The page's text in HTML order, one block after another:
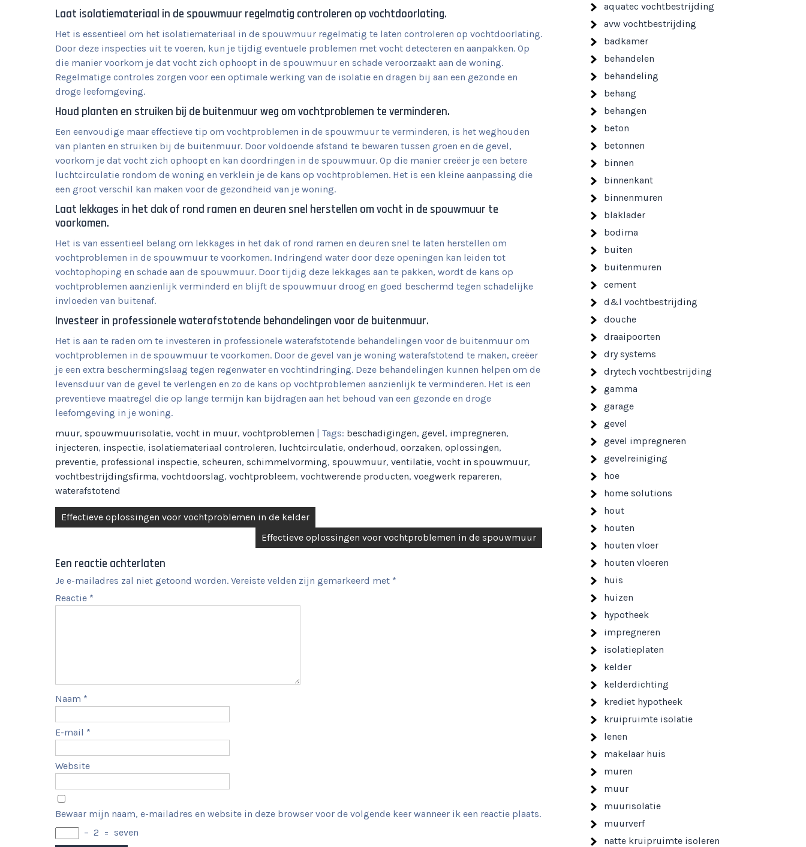
Laat isolatiemateriaal in de spouwmuur regelmatig controleren op vochtdoorlating.
Het is essentieel om het isolatiemateriaal in de spouwmuur regelmatig te laten controleren op vochtdoorlating.
Door deze inspecties uit te voeren, kun je tijdig eventuele problemen met vocht detecteren en aanpakken. Op
die manier voorkom je dat vocht zich ophoopt in de spouwmuur en schade veroorzaakt aan de woning.
Regelmatige controles zorgen voor een optimale werking van de isolatie en dragen bij aan een gezonde en
droge leefomgeving.
Houd planten en struiken bij de buitenmuur weg om vochtproblemen te verminderen.
Een eenvoudige maar effectieve tip om vochtproblemen in de spouwmuur te verminderen, is het weghouden
van planten en struiken bij de buitenmuur. Door voldoende afstand te bewaren tussen groen en de gevel,
voorkom je dat vocht zich ophoopt en kan doordringen in de spouwmuur. Op die manier creëer je een betere
luchtcirculatie rondom de woning en verklein je de kans op vochtproblemen. Het is een kleine aanpassing die
een groot verschil kan maken voor de gezondheid van je woning.
Laat lekkages in het dak of rond ramen en deuren snel herstellen om vocht in de spouwmuur te
voorkomen.
Het is van essentieel belang om lekkages in het dak of rond ramen en deuren snel te laten herstellen om
vochtproblemen in de spouwmuur te voorkomen. Indringend water door deze openingen kan leiden tot
vochtophoping en schade aan de spouwmuur. Door tijdig deze lekkages aan te pakken, wordt de kans op
vochtproblemen aanzienlijk verminderd en blijft de spouwmuur droog en goed beschermd tegen schadelijke
invloeden van buitenaf.
Investeer in professionele waterafstotende behandelingen voor de buitenmuur.
Het is aan te raden om te investeren in professionele waterafstotende behandelingen voor de buitenmuur om
vochtproblemen in de spouwmuur te voorkomen. Door de gevel van je woning waterafstotend te maken, creëer
je een extra beschermingslaag tegen regenwater en vochtindringing. Deze behandelingen kunnen helpen om de
levensduur van de gevel te verlengen en zo de kans op vochtproblemen aanzienlijk te verminderen. Het is een
preventieve maatregel die op lange termijn kan bijdragen aan het behoud van een gezonde en droge
leefomgeving in je woning.
muur, spouwmuurisolatie, vocht in muur, vochtproblemen | Tags: beschadigingen, gevel, impregneren,
injecteren, inspectie, isolatiemateriaal controleren, luchtcirculatie, onderhoud, oorzaken, oplossingen,
preventie, professional inspectie, scheuren, schimmelvorming, spouwmuur, ventilatie, vocht in spouwmuur,
vochtbestrijdingsfirma, vochtdoorslag, vochtprobleem, vochtwerende producten, voegwerk repareren,
waterafstotend
Berichtnavigatie
Effectieve oplossingen voor vochtproblemen in de kelder
Effectieve oplossingen voor vochtproblemen in de spouwmuur
Een reactie achterlaten
Je e-mailadres zal niet getoond worden. Vereiste velden zijn gemarkeerd met *
Reactie *
Naam *
E-mail *
Website
Bewaar mijn naam, e-mailadres en website in deze browser voor de volgende keer wanneer ik een reactie plaats.
− 2 = seven
aquatec vochtbestrijding
avw vochtbestrijding
badkamer
behandelen
behandeling
behang
behangen
beton
betonnen
binnen
binnenkant
binnenmuren
blaklader
bodima
buiten
buitenmuren
cement
d&l vochtbestrijding
douche
draaipoorten
dry systems
drytech vochtbestrijding
gamma
garage
gevel
gevel impregneren
gevelreiniging
hoe
home solutions
hout
houten
houten vloer
houten vloeren
huis
huizen
hypotheek
impregneren
isolatieplaten
kelder
kelderdichting
krediet hypotheek
kruipruimte isolatie
lenen
makelaar huis
muren
muur
muurisolatie
muurverf
natte kruipruimte isoleren